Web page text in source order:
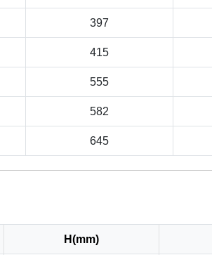
397
415
555
582
645
H(mm)